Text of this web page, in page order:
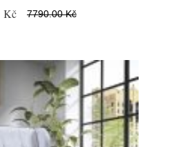
Kč 7790.00 Kč